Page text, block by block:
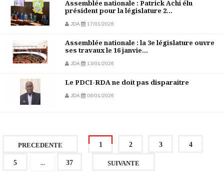
Assemblée nationale : Patrick Achi élu
président pour la législature 2...
JDA 17/01/2026
Assemblée nationale : la 3e législature ouvre
ses travaux le 16 janvie...
JDA 13/01/2026
Le PDCI-RDA ne doit pas disparaitre
JDA 08/01/2026
PRECEDENTE 1 2 3 4
5 ... 37 SUIVANTE